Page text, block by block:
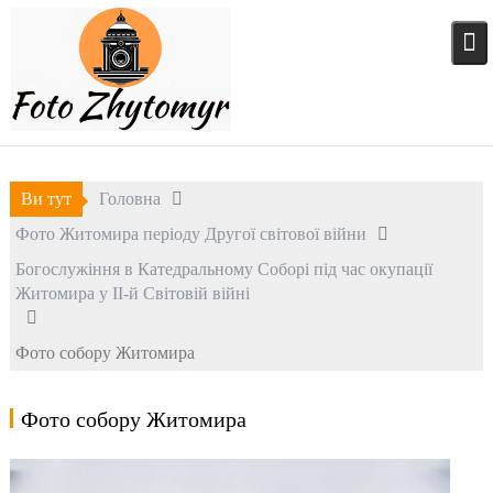
Ви тут
Головна
Фото Житомира періоду Другої світової війни
Богослужіння в Катедральному Соборі під час окупації
Житомира у II-й Світовій війні
Фото собору Житомира
Фото собору Житомира